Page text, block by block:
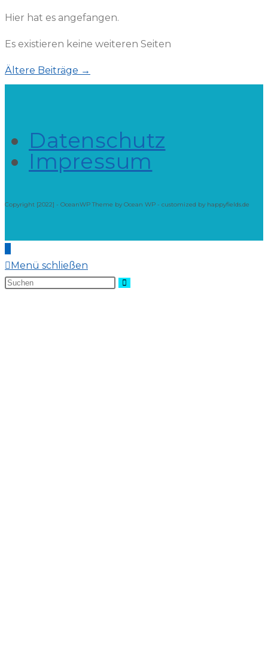
Hier hat es angefangen.
Es existieren keine weiteren Seiten
Ältere Beiträge →
Datenschutz
Impressum
Copyright [2022] - OceanWP Theme by Ocean WP - customized by happyfields.de
Menü schließen